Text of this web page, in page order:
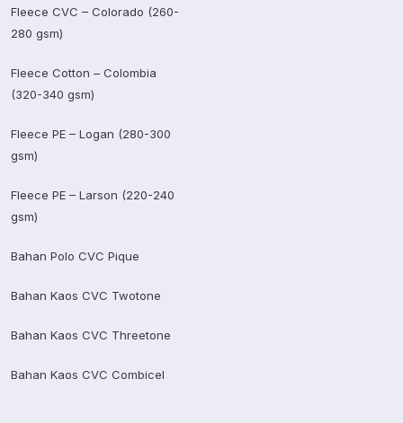
Fleece CVC – Colorado (260-
280 gsm)
Fleece Cotton – Colombia
(320-340 gsm)
Fleece PE – Logan (280-300
gsm)
Fleece PE – Larson (220-240
gsm)
Bahan Polo CVC Pique
Bahan Kaos CVC Twotone
Bahan Kaos CVC Threetone
Bahan Kaos CVC Combicel